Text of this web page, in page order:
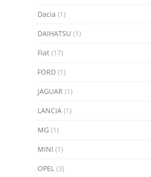
Dacia (1)
DAIHATSU (1)
Fiat (17)
FORD (1)
JAGUAR (1)
LANCIA (1)
MG (1)
MINI (1)
OPEL (3)